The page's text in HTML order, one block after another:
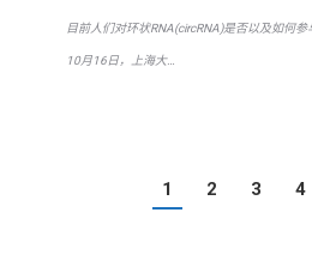
目前人们对环状RNA(circRNA)是否以及如何
10月16日，上海大…
1 2 3 4